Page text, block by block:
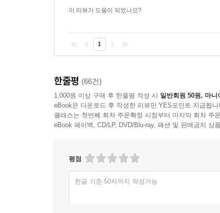
이 리뷰가 도움이 되었나요?
1
한줄평 (66건)
1,000원 이상 구매 후 한줄평 작성 시 일반회원 50원, 마니
eBook은 다운로드 후 작성한 리뷰만 YES포인트 지급됩니
클래스는 첫번째 회차 주문확정 시점부터 마지막 회차 주
eBook 페이백, CD/LP, DVD/Blu-ray, 패션 및 판매금지 상
평점
한글 기준 50자까지 작성가능